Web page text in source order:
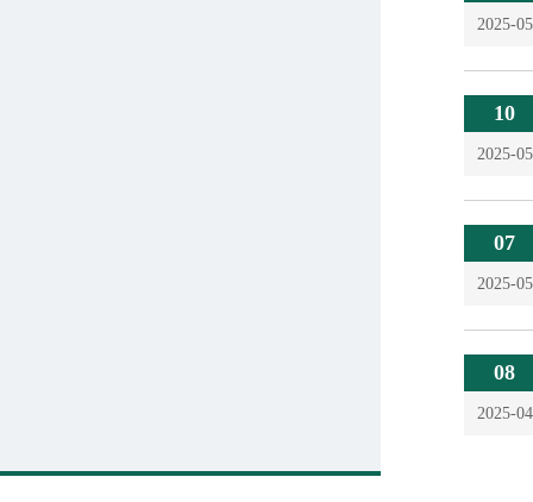
2025-05
10
2025-05
07
2025-05
08
2025-04